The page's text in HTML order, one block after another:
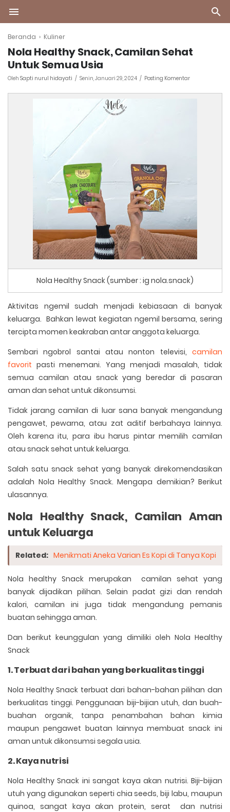
Beranda › Kuliner
Nola Healthy Snack, Camilan Sehat
Untuk Semua Usia
Oleh Sapti nurul hidayati Senin, Januari 29, 2024 Posting Komentar
Nola Healthy Snack (sumber : ig nola.snack)
Aktivitas ngemil sudah menjadi kebiasaan di banyak
keluarga. Bahkan lewat kegiatan ngemil bersama, sering
tercipta momen keakraban antar anggota keluarga.
Sembari ngobrol santai atau nonton televisi, camilan
favorit pasti menemani. Yang menjadi masalah, tidak
semua camilan atau snack yang beredar di pasaran
aman dan sehat untuk dikonsumsi.
Tidak jarang camilan di luar sana banyak mengandung
pengawet, pewarna, atau zat aditif berbahaya lainnya.
Oleh karena itu, para ibu harus pintar memilih camilan
atau snack sehat untuk keluarga.
Salah satu snack sehat yang banyak direkomendasikan
adalah Nola Healthy Snack. Mengapa demikian? Berikut
ulasannya.
Nola Healthy Snack, Camilan Aman
untuk Keluarga
Related: Menikmati Aneka Varian Es Kopi di Tanya Kopi
Nola healthy Snack merupakan camilan sehat yang
banyak dijadikan pilihan. Selain padat gizi dan rendah
kalori, camilan ini juga tidak mengandung pemanis
buatan sehingga aman.
Dan berikut keunggulan yang dimiliki oleh Nola Healthy
Snack
1. Terbuat dari bahan yang berkualitas tinggi
Nola Healthy Snack terbuat dari bahan-bahan pilihan dan
berkualitas tinggi. Penggunaan biji-bijian utuh, dan buah-
buahan organik, tanpa penambahan bahan kimia
maupun pengawet buatan lainnya membuat snack ini
aman untuk dikonsumsi segala usia.
2. Kaya nutrisi
Nola Healthy Snack ini sangat kaya akan nutrisi. Biji-bijian
utuh yang digunakan seperti chia seeds, biji labu, maupun
quinoa, sangat kaya akan protein, serat dan nutrisi